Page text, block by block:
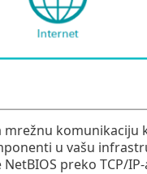
u vašu
preko TCP/IP-